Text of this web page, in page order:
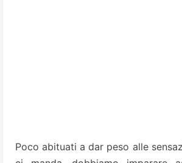
Poco abituati a dar peso alle